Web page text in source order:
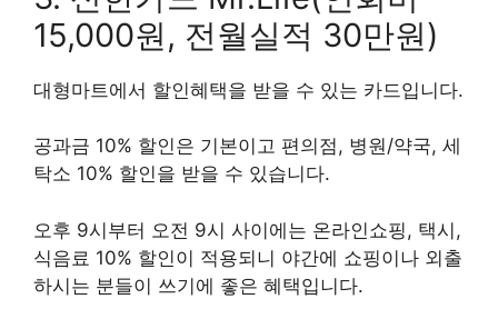
15,000원, 전월실적 30만원)
대형마트에서 할인혜택을 받을 수 있는 카드입니다.
공과금 10% 할인은 기본이고 편의점, 병원/약국, 세
탁소 10% 할인을 받을 수 있습니다.
오후 9시부터 오전 9시 사이에는 온라인쇼핑, 택시,
식음료 10% 할인이 적용되니 야간에 쇼핑이나 외출
하시는 분들이 쓰기에 좋은 혜택입니다.